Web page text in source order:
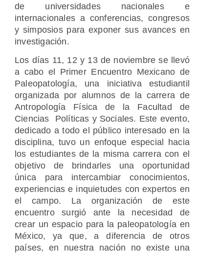
de universidades nacionales e
internacionales a conferencias, congresos
y simposios para exponer sus avances en
investigación.
Los días 11, 12 y 13 de noviembre se llevó
a cabo el Primer Encuentro Mexicano de
Paleopatología, una iniciativa estudiantil
organizada por alumnos de la carrera de
Antropología Física de la Facultad de
Ciencias Políticas y Sociales. Este evento,
dedicado a todo el público interesado en la
disciplina, tuvo un enfoque especial hacia
los estudiantes de la misma carrera con el
objetivo de brindarles una oportunidad
única para intercambiar conocimientos,
experiencias e inquietudes con expertos en
el campo. La organización de este
encuentro surgió ante la necesidad de
crear un espacio para la paleopatología en
México, ya que, a diferencia de otros
países, en nuestra nación no existe una